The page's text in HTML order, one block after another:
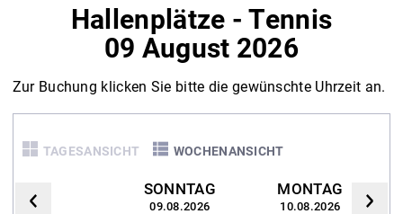
Hallenplätze - Tennis
09 August 2026
Zur Buchung klicken Sie bitte die gewünschte Uhrzeit an.
TAGESANSICHT WOCHENANSICHT
SONNTAG
09.08.2026
MONTAG
10.08.2026